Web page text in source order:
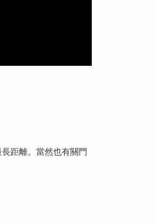
距離。當然也有關門